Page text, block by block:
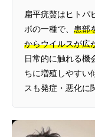
扁平疣贅はヒトパ
ボの一種で、 患部
からウイルスが広
日常的に触れる機
ちに増殖しやすい
スも発症・悪化に